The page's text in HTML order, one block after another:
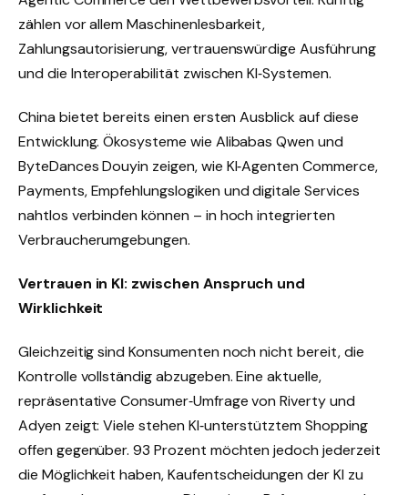
zählen vor allem Maschinenlesbarkeit,
Zahlungsautorisierung, vertrauenswürdige Ausführung
und die Interoperabilität zwischen KI‑Systemen.
China bietet bereits einen ersten Ausblick auf diese
Entwicklung. Ökosysteme wie Alibabas Qwen und
ByteDances Douyin zeigen, wie KI‑Agenten Commerce,
Payments, Empfehlungslogiken und digitale Services
nahtlos verbinden können – in hoch integrierten
Verbraucherumgebungen.
Vertrauen in KI: zwischen Anspruch und
Wirklichkeit
Gleichzeitig sind Konsumenten noch nicht bereit, die
Kontrolle vollständig abzugeben. Eine aktuelle,
repräsentative Consumer‑Umfrage von Riverty und
Adyen zeigt: Viele stehen KI‑unterstütztem Shopping
offen gegenüber. 93 Prozent möchten jedoch jederzeit
die Möglichkeit haben, Kaufentscheidungen der KI zu